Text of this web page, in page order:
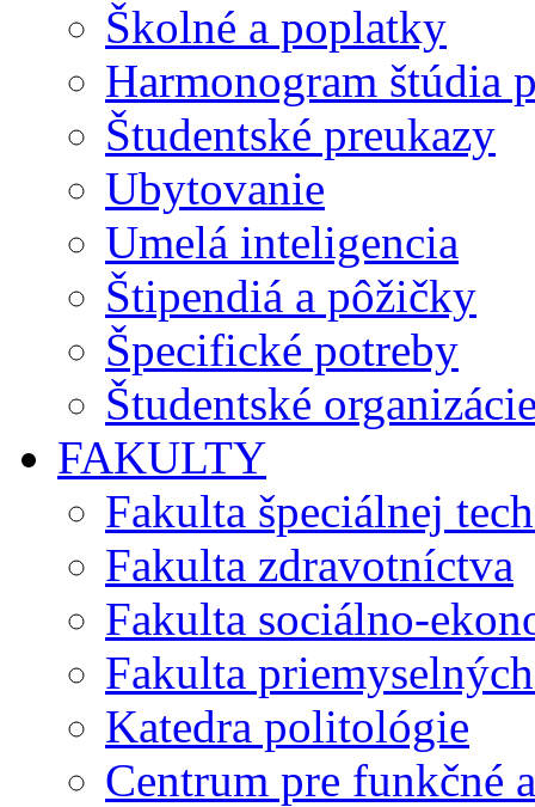
Školné a poplatky
Harmonogram štúdia
Študentské preukazy
Ubytovanie
Umelá inteligencia
Štipendiá a pôžičky
Špecifické potreby
Študentské
FAKULTY
Fakulta špeciálnej
Fakulta zdravotníctva
Fakulta sociálno-
Fakulta
Katedra politológie
Centrum pre funkčné